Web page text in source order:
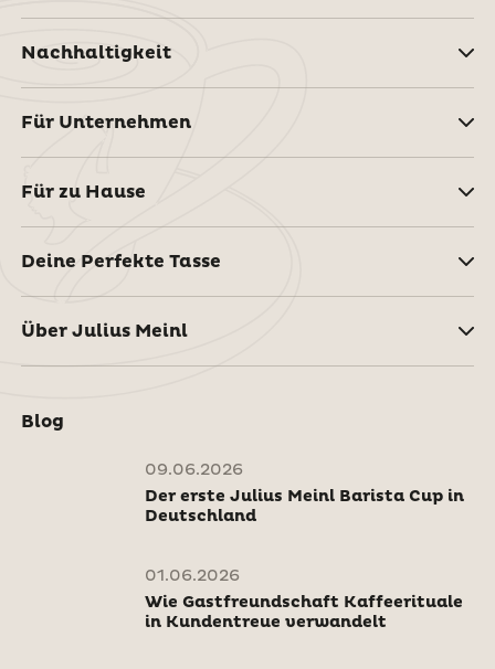
Nachhaltigkeit
Für Unternehmen
Für zu Hause
Deine Perfekte Tasse
Über Julius Meinl
Blog
09.06.2026
Der erste Julius Meinl Barista Cup in
Deutschland
01.06.2026
Wie Gastfreundschaft Kaffeerituale
in Kundentreue verwandelt